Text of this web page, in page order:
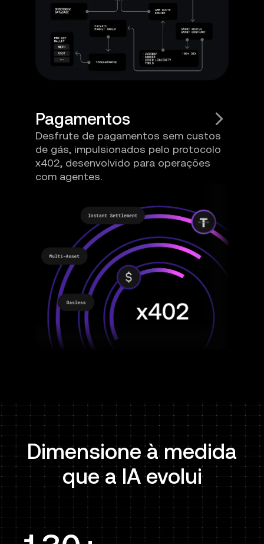
Pagamentos
Desfrute de pagamentos sem custos
de gás, impulsionados pelo protocolo
x402, desenvolvido para operações
com agentes.
Dimensione à medida
que a IA evolui